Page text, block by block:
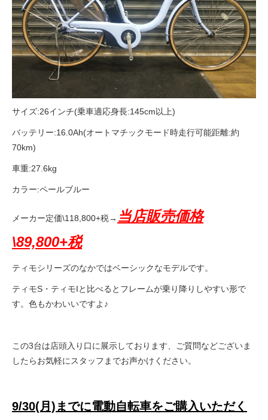
サイズ:26インチ(乗車適応身長:145cm以上)
バッテリー:16.0Ah(オートマチックモード時走行可能距離:約
70km)
車重:27.6kg
カラー:ペールブルー
メーカー定価\118,800+税→ 当店販売価格
\89,800+税
ティモシリーズのなかではベーシックなモデルです。
ティモS・ティモIと比べるとフレームが乗り降りしやすい形で
す。色もかわいいですよ♪
この3台は店頭入り口に展示しております、ご質問などございま
したらお気軽にスタッフまでお声かけください。
9/30(月)までに電動自転車をご購入いただく